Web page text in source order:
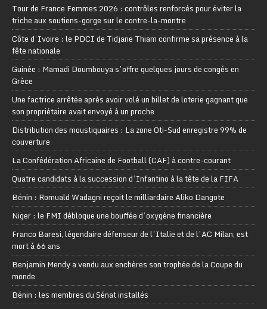
Tour de France Femmes 2026 : contrôles renforcés pour éviter la
triche aux soutiens-gorge sur le contre-la-montre
Côte d’Ivoire : le PDCI de Tidjane Thiam confirme sa présence à la
fête nationale
Guinée : Mamadi Doumbouya s’offre quelques jours de congés en
Grèce
Une factrice arrêtée après avoir volé un billet de loterie gagnant que
son propriétaire avait envoyé à un proche
Distribution des moustiquaires : La zone Oti-Sud enregistre 99% de
couverture
La Confédération Africaine de Football (CAF) à contre-courant
Quatre candidats à la succession d’Infantino à la tête de la FIFA
Bénin : Romuald Wadagni reçoit le milliardaire Aliko Dangote
Niger : le FMI débloque une bouffée d’oxygène financière
Franco Baresi, légendaire défenseur de l’Italie et de l’AC Milan, est
mort à 66 ans
Benjamin Mendy a vendu aux enchères son trophée de la Coupe du
monde
Bénin : les membres du Sénat installés